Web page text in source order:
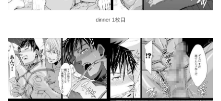
dinner 1枚目